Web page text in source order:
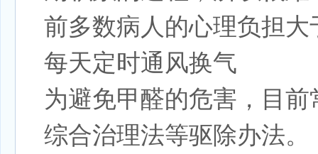
前多数病人的心理负担大
每天定时通风换气
为避免甲醛的危害，目
综合治理法等驱除办法。